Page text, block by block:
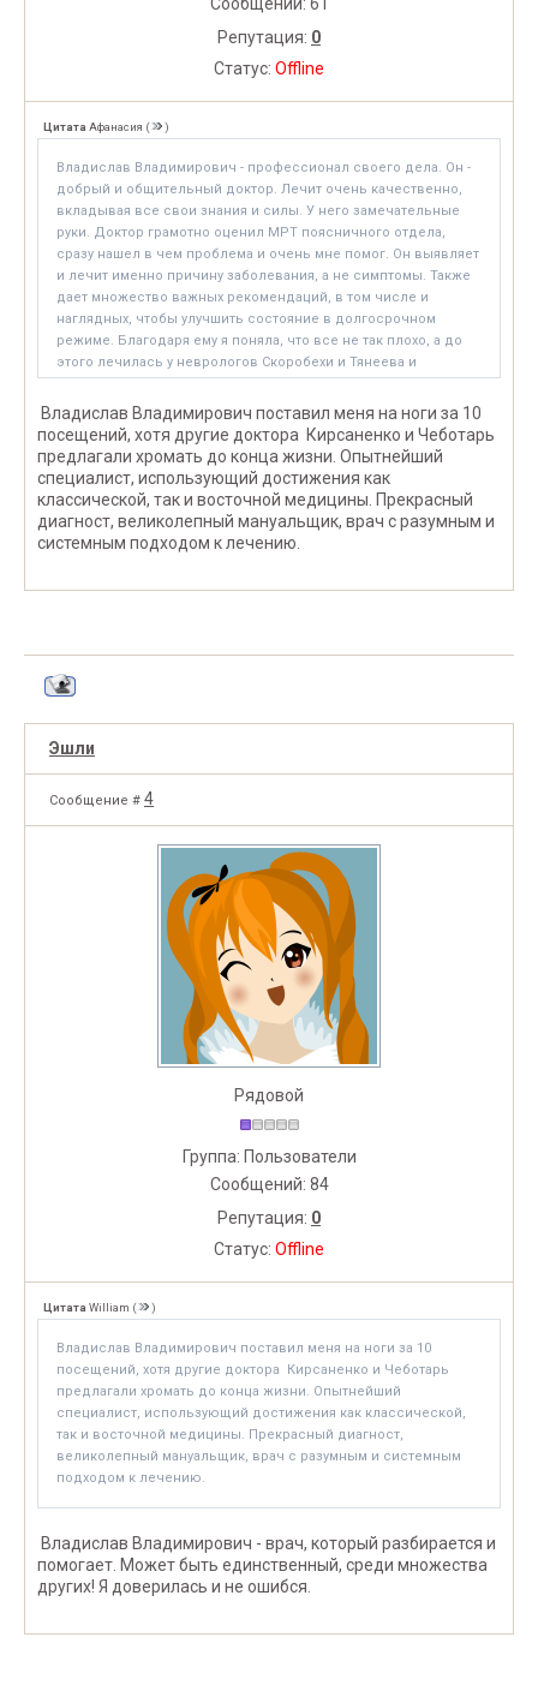
Репутация: 0
Статус: Offline
Цитата Афанасия ( )
Владислав Владимирович - профессионал своего дела. Он -
добрый и общительный доктор. Лечит очень качественно,
вкладывая все свои знания и силы. У него замечательные
руки. Доктор грамотно оценил МРТ поясничного отдела,
сразу нашел в чем проблема и очень мне помог. Он выявляет
и лечит именно причину заболевания, а не симптомы. Также
дает множество важных рекомендаций, в том числе и
наглядных, чтобы улучшить состояние в долгосрочном
режиме. Благодаря ему я поняла, что все не так плохо, а до
этого лечилась у неврологов Скоробехи и Тянеева и
мануальных терапевтов Унанова и Жмеренецкого, совсем
безрезультатно. Наконец-то начинаю нормальную жизнь.
Владислав Владимирович поставил меня на ноги за 10
посещений, хотя другие доктора Кирсаненко и Чеботарь
предлагали хромать до конца жизни. Опытнейший
специалист, использующий достижения как
классической, так и восточной медицины. Прекрасный
диагност, великолепный мануальщик, врач с разумным и
системным подходом к лечению.
Эшли
Сообщение # 4
Рядовой
Группа: Пользователи
Сообщений: 84
Репутация: 0
Статус: Offline
Цитата William ( )
Владислав Владимирович поставил меня на ноги за 10
посещений, хотя другие доктора Кирсаненко и Чеботарь
предлагали хромать до конца жизни. Опытнейший
специалист, использующий достижения как классической,
так и восточной медицины. Прекрасный диагност,
великолепный мануальщик, врач с разумным и системным
подходом к лечению.
Владислав Владимирович - врач, который разбирается и
помогает. Может быть единственный, среди множества
других! Я доверилась и не ошибся.